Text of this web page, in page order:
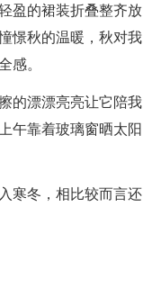
盈的裙装折叠整齐放
憬秋的温暖，秋对我
感。
的漂漂亮亮让它陪我
午靠着玻璃窗晒太阳
寒冬，相比较而言还